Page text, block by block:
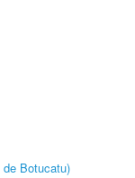
Botucatu)